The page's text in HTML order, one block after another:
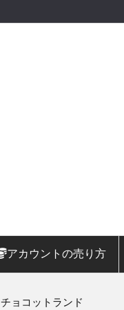
アカウントの売り方
チョコットランド